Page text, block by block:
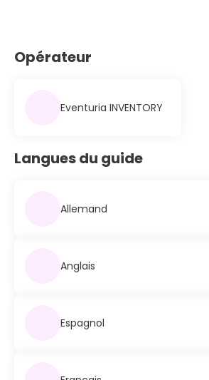
Opérateur
Eventuria INVENTORY
Langues du guide
Allemand
Anglais
Espagnol